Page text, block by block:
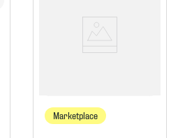
Marketplace